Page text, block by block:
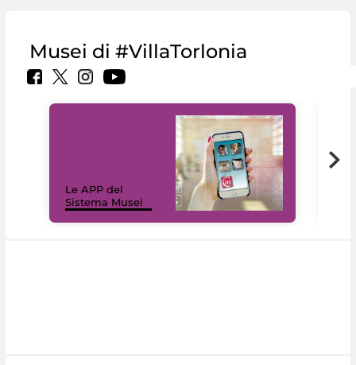
Musei di #VillaTorlonia
Le APP del
Sistema Musei